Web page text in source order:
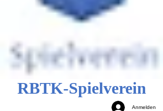
RBTK-Spielverein
Anmelden